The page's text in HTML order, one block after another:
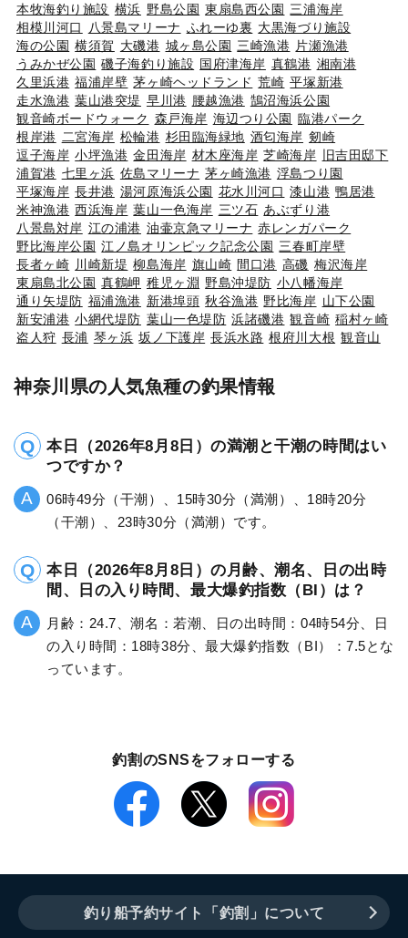
本牧海釣り施設 横浜 野島公園 東扇島西公園 三浦海岸
相模川河口
八景島マリーナ ふれーゆ裏 大黒海づり施設
海の公園 横須賀 大磯港 城ヶ島公園 三崎漁港 片瀬漁港
うみかぜ公園 磯子海釣り施設 国府津海岸 真鶴港 湘南港
久里浜港 福浦岸壁 茅ヶ崎ヘッドランド 荒崎 平塚新港
走水漁港 葉山港突堤 早川港 腰越漁港 鵠沼海浜公園
観音崎ボードウォーク 森戸海岸 海辺つり公園 臨港パーク
根岸港 二宮海岸 松輪港 杉田臨海緑地 酒匂海岸 剱崎
逗子海岸 小坪漁港 金田海岸 材木座海岸 芝崎海岸 旧吉田邸下
浦賀港 七里ヶ浜 佐島マリーナ 茅ヶ崎漁港 浮島つり園
平塚海岸 長井港 湯河原海浜公園 花水川河口 漆山港 鴨居港
米神漁港 西浜海岸 葉山一色海岸 三ツ石 あぶずり港
八景島対岸 江の浦港 油壷京急マリーナ 赤レンガパーク
野比海岸公園 江ノ島オリンピック記念公園 三春町岸壁
長者ヶ崎 川崎新堤 柳島海岸 旗山崎 間口港 高磯 梅沢海岸
東扇島北公園 真鶴岬 稚児ヶ淵 野島沖堤防 小八幡海岸
通り矢堤防 福浦漁港 新港埠頭 秋谷漁港 野比海岸 山下公園
新安浦港 小網代堤防 葉山一色堤防 浜諸磯港 観音崎 稲村ヶ崎
盗人狩 長浦 琴ヶ浜 坂ノ下護岸 長浜水路 根府川大根 観音山
神奈川県の人気魚種の釣果情報
本日（2026年8月8日）の満潮と干潮の時間はい
つですか？
06時49分（干潮）、15時30分（満潮）、18時20分
（干潮）、23時30分（満潮）です。
本日（2026年8月8日）の月齢、潮名、日の出時
間、日の入り時間、最大爆釣指数（BI）は？
月齢：24.7、潮名：若潮、日の出時間：04時54分、日
の入り時間：18時38分、最大爆釣指数（BI）：7.5とな
っています。
釣割のSNSをフォローする
釣り船予約サイト「釣割」について